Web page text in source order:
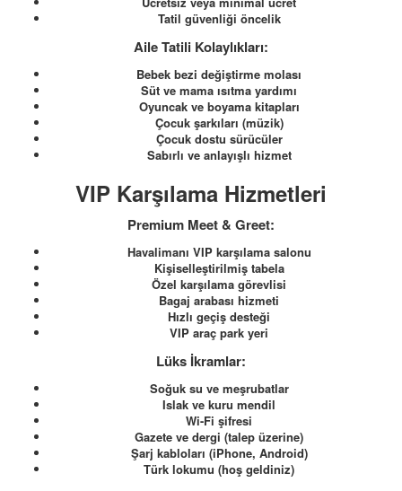
Tatil güvenliği öncelik
Aile Tatili Kolaylıkları:
Bebek bezi değiştirme molası
Süt ve mama ısıtma yardımı
Oyuncak ve boyama kitapları
Çocuk şarkıları (müzik)
Çocuk dostu sürücüler
Sabırlı ve anlayışlı hizmet
VIP Karşılama Hizmetleri
Premium Meet & Greet:
Havalimanı VIP karşılama salonu
Kişiselleştirilmiş tabela
Özel karşılama görevlisi
Bagaj arabası hizmeti
Hızlı geçiş desteği
VIP araç park yeri
Lüks İkramlar:
Soğuk su ve meşrubatlar
Islak ve kuru mendil
Wi-Fi şifresi
Gazete ve dergi (talep üzerine)
Şarj kabloları (iPhone, Android)
Türk lokumu (hoş geldiniz)